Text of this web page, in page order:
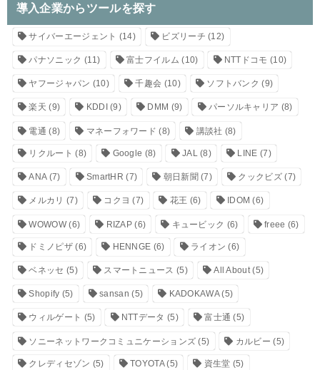
導入企業からツールを探す
サイバーエージェント (14) ビズリーチ (12)
パナソニック (11) 富士フイルム (10) NTTドコモ (10)
ヤフージャパン (10) 千趣会 (10) ソフトバンク (9)
楽天 (9) KDDI (9) DMM (9) パーソルキャリア (8)
電通 (8) マネーフォワード (8) 講談社 (8)
リクルート (8) Google (8) JAL(8) LINE (7)
ANA(7) SmartHR (7) 朝日新聞 (7) クックビズ(7)
メルカリ (7) コクヨ (7) 花王 (6) IDOM (6)
WOWOW(6) RIZAP (6) キュービック (6) freee (6)
ドミノピザ(6) HENNGE (6) ライオン (6)
ベネッセ (5) スマートニュース (5) All About(5)
Shopify (5) sansan (5) KADOKAWA(5)
ウィルゲート (5) NTTデータ (5) 富士通 (5)
ソニーネットワークコミュニケーションズ (5) カルビー (5)
クレディセゾン (5) TOYOTA(5) 資生堂 (5)